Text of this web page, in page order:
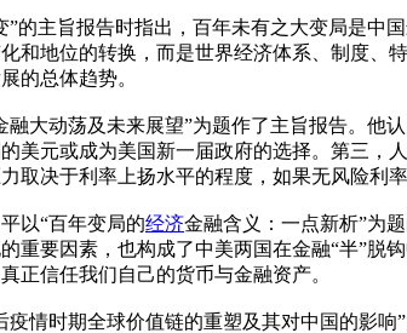
的主旨报告时指出，百年未有之大变局是
和地位的转换，而是世界经济体系、制度、
的总体趋势。
大动荡及未来展望”为题作了主旨报告。他
美元或成为美国新一届政府的选择。第三，
决于利率上扬水平的程度，如果无风险利
以“百年变局的经济金融含义：一点新析”为
重要因素，也构成了中美两国在金融“半”脱
正信任我们自己的货币与金融资产。
情时期全球价值链的重塑及其对中国的影